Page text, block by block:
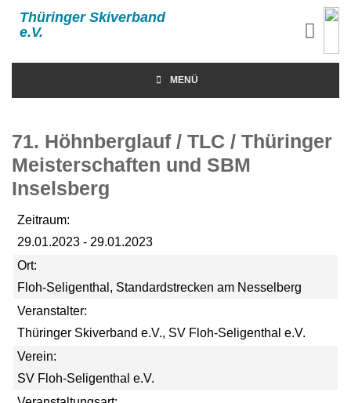
Thüringer Skiverband
e.V.
MENÜ
71. Höhnberglauf / TLC / Thüringer
Meisterschaften und SBM
Inselsberg
Zeitraum:
29.01.2023 - 29.01.2023
Ort:
Floh-Seligenthal, Standardstrecken am Nesselberg
Veranstalter:
Thüringer Skiverband e.V., SV Floh-Seligenthal e.V.
Verein:
SV Floh-Seligenthal e.V.